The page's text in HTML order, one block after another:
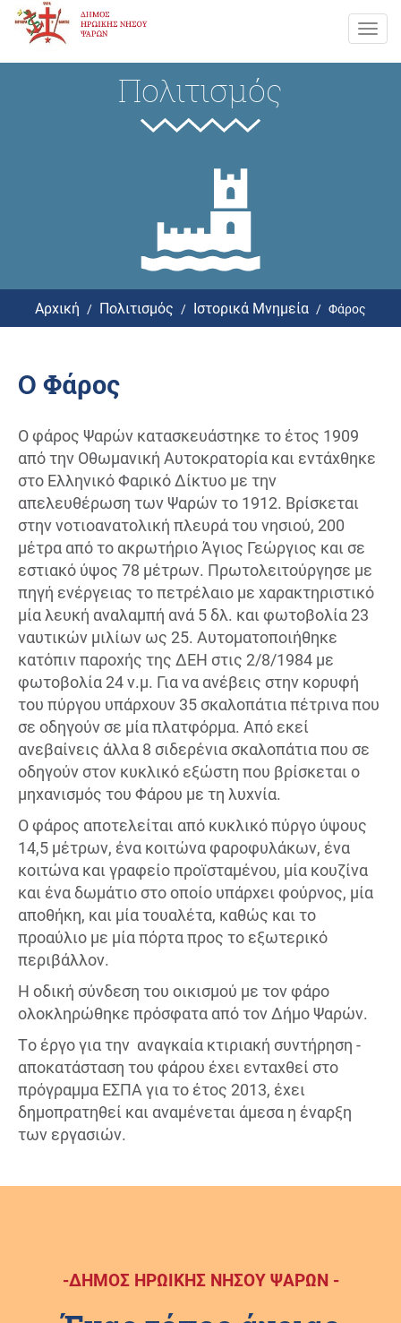
Πολιτισμός
Αρχική Πολιτισμός Ιστορικά Μνημεία Φάρος
Ο Φάρος
Ο φάρος Ψαρών κατασκευάστηκε το έτος 1909
από την Οθωμανική Αυτοκρατορία και εντάχθηκε
στο Ελληνικό Φαρικό Δίκτυο με την
απελευθέρωση των Ψαρών το 1912. Βρίσκεται
στην νοτιοανατολική πλευρά του νησιού, 200
μέτρα από το ακρωτήριο Άγιος Γεώργιος και σε
εστιακό ύψος 78 μέτρων. Πρωτολειτούργησε με
πηγή ενέργειας το πετρέλαιο με χαρακτηριστικό
μία λευκή αναλαμπή ανά 5 δλ. και φωτοβολία 23
ναυτικών μιλίων ως 25. Αυτοματοποιήθηκε
κατόπιν παροχής της ΔΕΗ στις 2/8/1984 με
φωτοβολία 24 ν.μ. Για να ανέβεις στην κορυφή
του πύργου υπάρχουν 35 σκαλοπάτια πέτρινα που
σε οδηγούν σε μία πλατφόρμα. Από εκεί
ανεβαίνεις άλλα 8 σιδερένια σκαλοπάτια που σε
οδηγούν στον κυκλικό εξώστη που βρίσκεται ο
μηχανισμός του Φάρου με τη λυχνία.
Ο φάρος αποτελείται από κυκλικό πύργο ύψους
14,5 μέτρων, ένα κοιτώνα φαροφυλάκων, ένα
κοιτώνα και γραφείο προϊσταμένου, μία κουζίνα
και ένα δωμάτιο στο οποίο υπάρχει φούρνος, μία
αποθήκη, και μία τουαλέτα, καθώς και το
προαύλιο με μία πόρτα προς το εξωτερικό
περιβάλλον.
Η οδική σύνδεση του οικισμού με τον φάρο
ολοκληρώθηκε πρόσφατα από τον Δήμο Ψαρών.
Το έργο για την αναγκαία κτιριακή συντήρηση -
αποκατάσταση του φάρου έχει ενταχθεί στο
πρόγραμμα ΕΣΠΑ για το έτος 2013, έχει
δημοπρατηθεί και αναμένεται άμεσα η έναρξη
των εργασιών.
-ΔΗΜΟΣ ΗΡΩΙΚΗΣ ΝΗΣΟΥ ΨΑΡΩΝ -